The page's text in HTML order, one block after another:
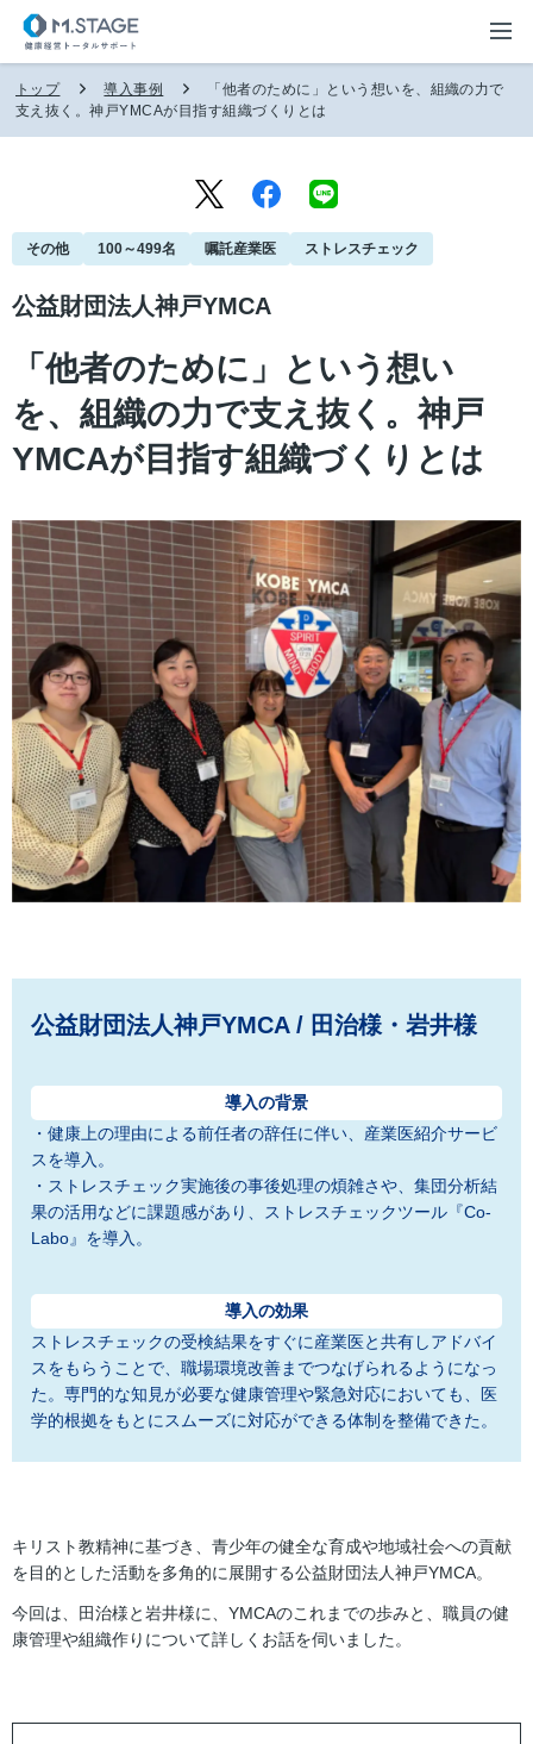
トップ 導入事例
「他者のために」という想いを、組織の力で
支え抜く。神戸YMCAが目指す組織づくりとは
その他 100～499名 嘱託産業医 ストレスチェック
公益財団法人神戸YMCA
「他者のために」という想い
を、組織の力で支え抜く。神戸
YMCAが目指す組織づくりとは
公益財団法人神戸YMCA / 田治様・岩井様
導入の背景
・健康上の理由による前任者の辞任に伴い、産業医紹介サービ
スを導入。
・ストレスチェック実施後の事後処理の煩雑さや、集団分析結
果の活用などに課題感があり、ストレスチェックツール『Co-
導入の効果
ストレスチェックの受検結果をすぐに産業医と共有しアドバイ
スをもらうことで、職場環境改善までつなげられるようになっ
た。専門的な知見が必要な健康管理や緊急対応においても、医
学的根拠をもとにスムーズに対応ができる体制を整備できた。
キリスト教精神に基づき、青少年の健全な育成や地域社会への貢献
を目的とした活動を多角的に展開する公益財団法人神戸YMCA。
今回は、田治様と岩井様に、YMCAのこれまでの歩みと、職員の健
康管理や組織作りについて詳しくお話を伺いました。